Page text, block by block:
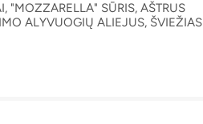
"MOZZARELLA" SŪRIS, AŠTRUS
ALYVUOGIŲ ALIEJUS, ŠVIEŽIAS